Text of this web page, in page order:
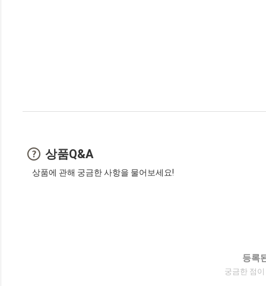
상품Q&A
상품에 관해 궁금한 사항을 물어보세요!
등록
궁금한 점